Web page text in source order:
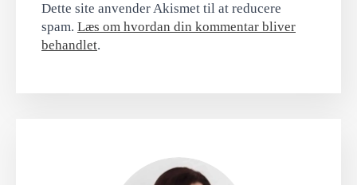
Dette site anvender Akismet til at reducere
spam. Læs om hvordan din kommentar bliver
behandlet.